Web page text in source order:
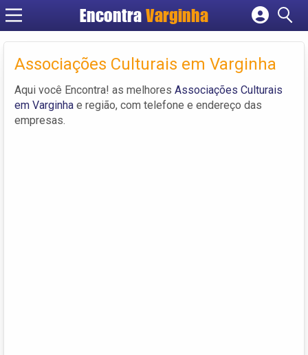
EncontraVarginha
Cadastrar empresa
Criar conta
Associações Culturais em Varginha
Aqui você Encontra! as melhores Associações Culturais
em Varginha e região, com telefone e endereço das
empresas.